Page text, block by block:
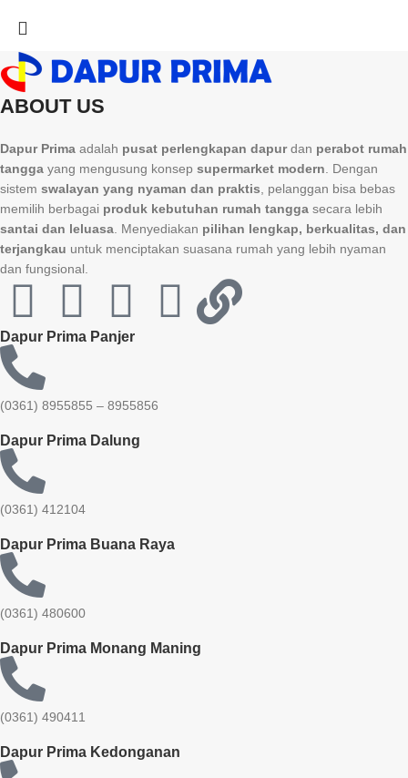
ABOUT US
Dapur Prima adalah pusat perlengkapan dapurdan perabot rumah
tangga yang mengusung konsep supermarket modern . Dengan
sistem swalayan yang nyaman dan praktis , pelanggan bisa bebas
memilih berbagai produk kebutuhan rumah tangga secara lebih
santai dan leluasa . Menyediakan pilihan lengkap, berkualitas, dan
terjangkau untuk menciptakan suasana rumah yang lebih nyaman
dan fungsional.
Dapur Prima Panjer
(0361) 8955855 – 8955856​
Dapur Prima Dalung
(0361) 412104
Dapur Prima Buana Raya
(0361) 480600
Dapur Prima Monang Maning
(0361) 490411​
Dapur Prima Kedonganan